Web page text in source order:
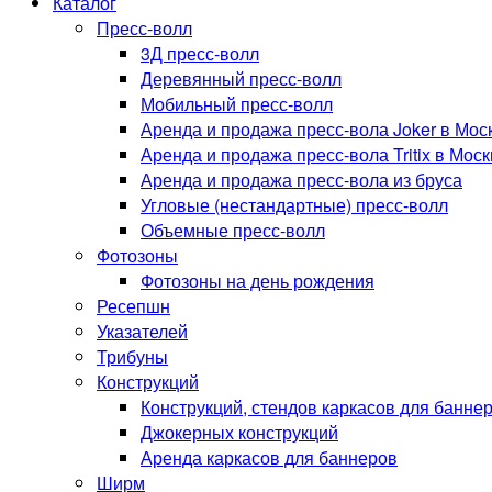
Пресс-волл
3Д пресс-волл
Деревянный пресс-волл
Мобильный пресс-волл
Аренда и продажа пресс-вола Joker в
Аренда и продажа пресс-вола Tritix в
Аренда и продажа пресс-вола из бруса
Угловые (нестандартные) пресс-волл
Объемные пресс-волл
Фотозоны
Фотозоны на день рождения
Ресепшн
Указателей
Трибуны
Конструкций
Конструкций, стендов каркасов для
Джокерных конструкций
Аренда каркасов для баннеров
Ширм